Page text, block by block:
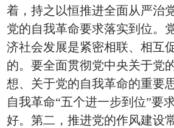
着，持之以恒推进全面从严治
党的自我革命要求落实到位。
济社会发展是紧密相联、相互
的。要全面贯彻党中央关于党
想、关于党的自我革命的重要
自我革命“五个进一步到位”要
好。第二，推进党的作风建设